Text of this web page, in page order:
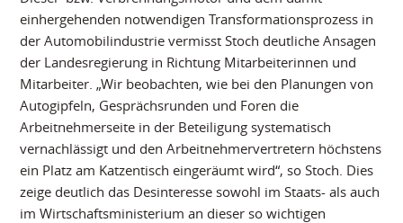
einhergehenden notwendigen Transformationsprozess in
der Automobilindustrie vermisst Stoch deutliche Ansagen
der Landesregierung in Richtung Mitarbeiterinnen und
Mitarbeiter. „Wir beobachten, wie bei den Planungen von
Autogipfeln, Gesprächsrunden und Foren die
Arbeitnehmerseite in der Beteiligung systematisch
vernachlässigt und den Arbeitnehmervertretern höchstens
ein Platz am Katzentisch eingeräumt wird“, so Stoch. Dies
zeige deutlich das Desinteresse sowohl im Staats- als auch
im Wirtschaftsministerium an dieser so wichtigen